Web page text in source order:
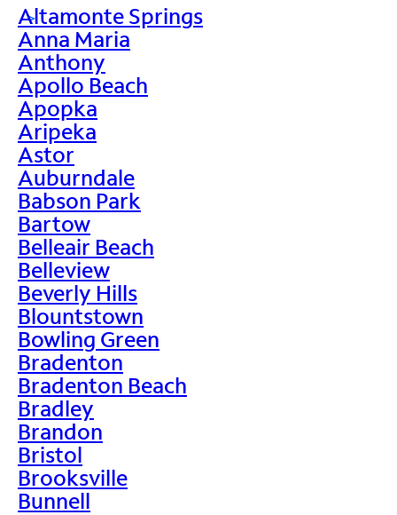
>
Altamonte Springs
Anna Maria
Anthony
Apollo Beach
Apopka
Aripeka
Astor
Auburndale
Babson Park
Bartow
Belleair Beach
Belleview
Beverly Hills
Blountstown
Bowling Green
Bradenton
Bradenton Beach
Bradley
Brandon
Bristol
Brooksville
Bunnell